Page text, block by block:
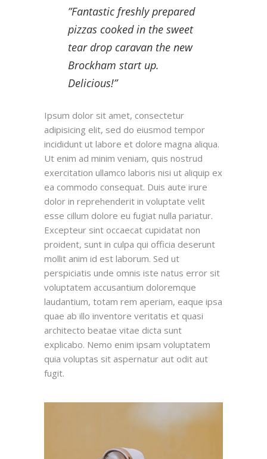
”Fantastic freshly prepared
pizzas cooked in the sweet
tear drop caravan the new
Brockham start up.
Delicious!”
Ipsum dolor sit amet, consectetur
adipisicing elit, sed do eiusmod tempor
incididunt ut labore et dolore magna aliqua.
Ut enim ad minim veniam, quis nostrud
exercitation ullamco laboris nisi ut aliquip ex
ea commodo consequat. Duis aute irure
dolor in reprehenderit in voluptate velit
esse cillum dolore eu fugiat nulla pariatur.
Excepteur sint occaecat cupidatat non
proident, sunt in culpa qui officia deserunt
mollit anim id est laborum. Sed ut
perspiciatis unde omnis iste natus error sit
voluptatem accusantium doloremque
laudantium, totam rem aperiam, eaque ipsa
quae ab illo inventore veritatis et quasi
architecto beatae vitae dicta sunt
explicabo. Nemo enim ipsam voluptatem
quia voluptas sit aspernatur aut odit aut
fugit.